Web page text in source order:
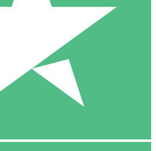
de descarga. Sin compromiso
10 00